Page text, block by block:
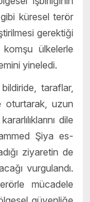
küresel terör
gerektiği
ülkelerle
yineledi.
taraflar,
oturtarak, uzun
dile
Şiya es-
ziyaretin de
vurgulandı.
mücadele